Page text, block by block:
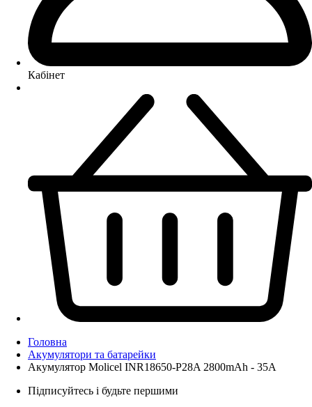
Кабінет
Головна
Акумулятори та батарейки
Акумулятор Molicel INR18650-P28A 2800mAh - 35A
Підписуйтесь і будьте першими